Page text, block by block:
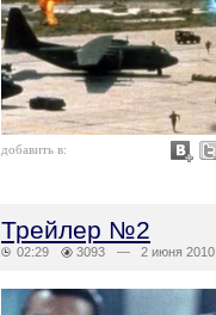
добавить в:
Трейлер №2
02:29 3093 — 2 июня 2010